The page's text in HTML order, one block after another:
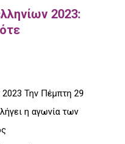
2023:
Την Πέμπτη 29
η αγωνία των